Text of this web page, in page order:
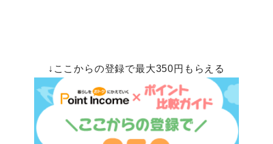
↓ここからの登録で最大350円もらえる